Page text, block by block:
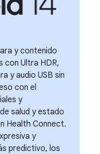
y contenido
con Ultra HDR,
y audio USB sin
con el
y
salud y estado
Health Connect.
y
predictivo, los